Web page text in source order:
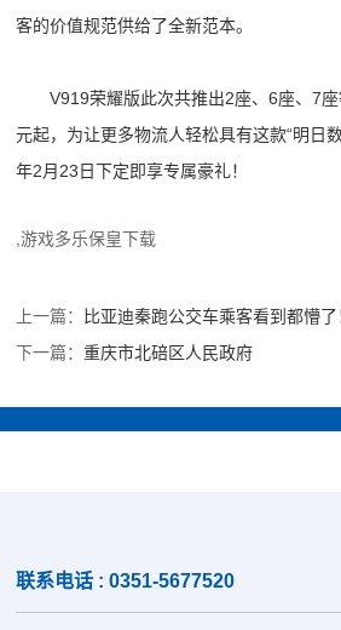
客的价值规范供给了全新范本。
V919荣耀版此次共推出2座、6座、7座
元起，为让更多物流人轻松具有这款“明日
年2月23日下定即享专属豪礼！
,游戏多乐保皇下载
上一篇： 比亚迪秦跑公交车乘客看到都懵了
下一篇：重庆市北碚区人民政府
联系电话 : 0351-5677520